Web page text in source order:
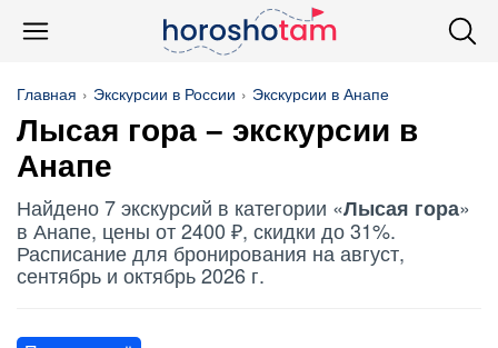
Главная Экскурсии в России Экскурсии в Анапе
Лысая гора – экскурсии в
Анапе
Найдено 7 экскурсий в категории «Лысая гора»
в Анапе, цены от 2400 ₽, скидки до 31%.
Расписание для бронирования на август,
сентябрь и октябрь 2026 г.